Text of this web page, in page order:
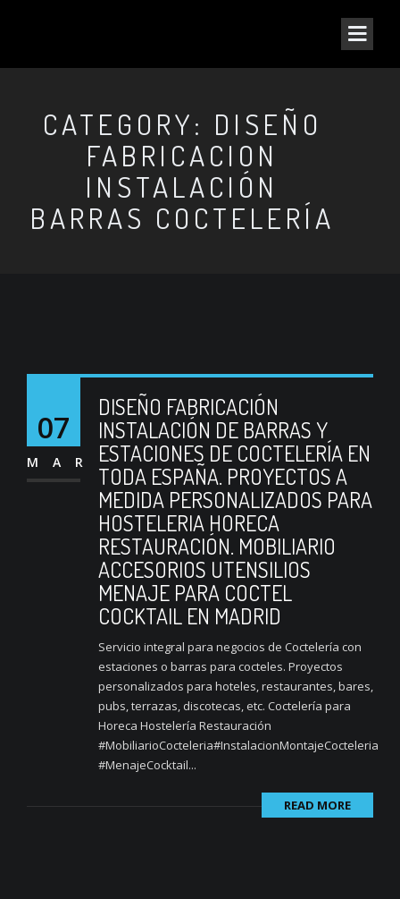
CATEGORY: DISEÑO
FABRICACION
INSTALACIÓN
BARRAS COCTELERÍA
07
MAR
DISEÑO FABRICACIÓN
INSTALACIÓN DE BARRAS Y
ESTACIONES DE COCTELERÍA EN
TODA ESPAÑA. PROYECTOS A
MEDIDA PERSONALIZADOS PARA
HOSTELERIA HORECA
RESTAURACIÓN. MOBILIARIO
ACCESORIOS UTENSILIOS
MENAJE PARA COCTEL
COCKTAIL EN MADRID
Servicio integral para negocios de Coctelería con
estaciones o barras para cocteles. Proyectos
personalizados para hoteles, restaurantes, bares,
pubs, terrazas, discotecas, etc. Coctelería para
Horeca Hostelería Restauración
#MobiliarioCocteleria#InstalacionMontajeCocteleria
#MenajeCocktail...
READ MORE